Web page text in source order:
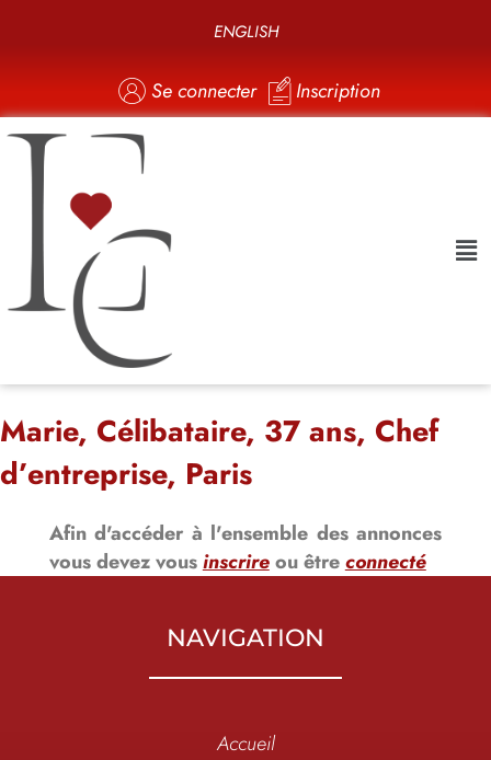
ENGLISH
Se connecter Inscription
Marie, Célibataire, 37 ans, Chef
d’entreprise, Paris
Afin d'accéder à l'ensemble des annonces
vous devez vousinscrireou êtreconnecté
NAVIGATION
Accueil